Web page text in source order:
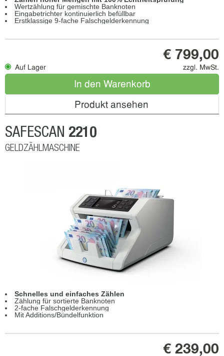
Wertzählung für gemischte Banknoten
Eingabetrichter kontinuierlich befüllbar
Erstklassige 9-fache Falschgelderkennung
Auf Lager
€ 799,00
zzgl. MwSt.
In den Warenkorb
Produkt ansehen
SAFESCAN 2210
GELDZÄHLMASCHINE
Schnelles und einfaches Zählen
Zählung für sortierte Banknoten
2-fache Falschgelderkennung
Mit Additions/Bündelfunktion
€ 239,00